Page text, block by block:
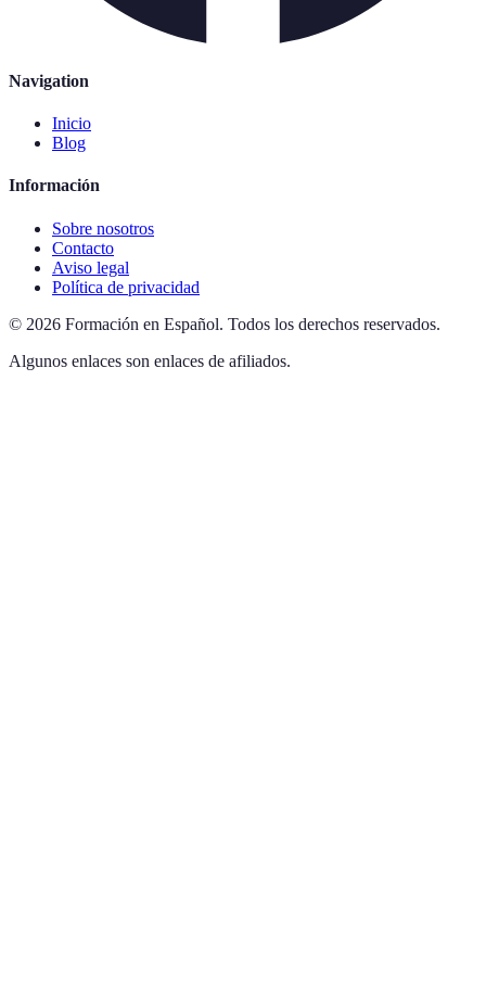
Navigation
Inicio
Blog
Información
Sobre nosotros
Contacto
Aviso legal
Política de privacidad
© 2026 Formación en Español. Todos los derechos reservados.
Algunos enlaces son enlaces de afiliados.